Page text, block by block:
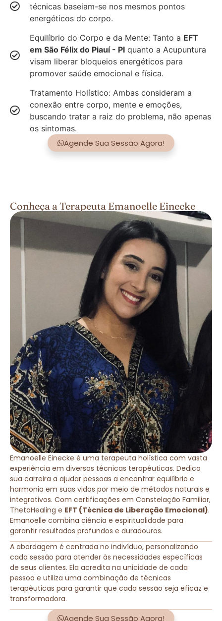
técnicas baseiam-se nos mesmos pontos
energéticos do corpo.
Equilíbrio do Corpo e da Mente: Tanto a EFT
em São Félix do Piauí - PI quanto a Acupuntura
visam liberar bloqueios energéticos para
promover saúde emocional e física.
Tratamento Holístico: Ambas consideram a
conexão entre corpo, mente e emoções,
buscando tratar a raiz do problema, não apenas
os sintomas.
Agende Sua Sessão Agora!
Conheça a Terapeuta Emanoelle Einecke
Emanoelle Einecke é uma terapeuta holística com vasta
experiência em diversas técnicas terapêuticas. Dedica
sua carreira a ajudar pessoas a encontrar equilíbrio e
harmonia em suas vidas por meio de métodos naturais e
integrativos. Com certificações em Constelação Familiar,
ThetaHealing e EFT (Técnica de Liberação Emocional).
Emanoelle combina ciência e espiritualidade para
garantir resultados profundos e duradouros.
A abordagem é centrada no indivíduo, personalizando
cada sessão para atender às necessidades específicas
de seus clientes. Ela acredita na unicidade de cada
pessoa e utiliza uma combinação de técnicas
terapêuticas para garantir que cada sessão seja eficaz e
transformadora.
Agende Sua Sessão Agora!